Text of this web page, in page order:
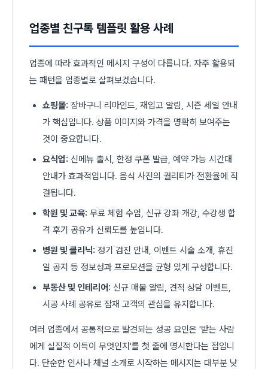
업종별 친구톡 템플릿 활용 사례
업종에 따라 효과적인 메시지 구성이 다릅니다. 자주 활용되
는 패턴을 업종별로 살펴보겠습니다.
쇼핑몰: 장바구니 리마인드, 재입고 알림, 시즌 세일 안내
가 핵심입니다. 상품 이미지와 가격을 명확히 보여주는
것이 중요합니다.
요식업: 신메뉴 출시, 한정 쿠폰 발급, 예약 가능 시간대
안내가 효과적입니다. 음식 사진의 퀄리티가 전환율에 직
결됩니다.
학원 및 교육: 무료 체험 수업, 신규 강좌 개강, 수강생 합
격 후기 공유가 신뢰도를 높입니다.
병원 및 클리닉: 정기 검진 안내, 이벤트 시술 소개, 휴진
일 공지 등 정보성과 프로모션을 균형 있게 구성합니다.
부동산 및 인테리어: 신규 매물 알림, 견적 상담 이벤트,
시공 사례 공유로 잠재 고객의 관심을 유지합니다.
여러 업종에서 공통적으로 발견되는 성공 요인은 '받는 사람
에게 실질적 이득이 무엇인지'를 첫 줄에 명시한다는 점입니
다. 단순한 인사나 채널 소개로 시작하는 메시지는 대부분 낮